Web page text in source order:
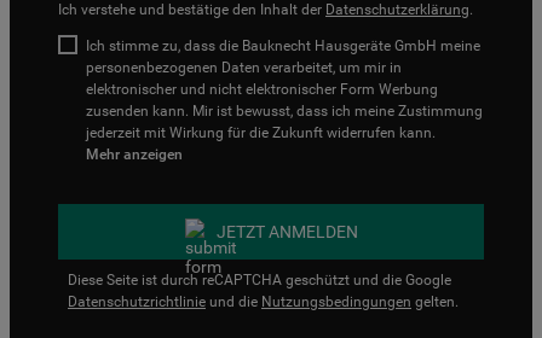
Ich verstehe und bestätige den Inhalt der Datenschutzerklärung.
Ich stimme zu, dass die Bauknecht Hausgeräte GmbH meine
personenbezogenen Daten verarbeitet, um mir in
elektronischer und nicht elektronischer Form Werbung
zusenden kann. Mir ist bewusst, dass ich meine Zustimmung
jederzeit mit Wirkung für die Zukunft widerrufen kann.
Mehr anzeigen
JETZT ANMELDEN
Diese Seite ist durch reCAPTCHA geschützt und die Google
Datenschutzrichtlinie und die Nutzungsbedingungen gelten.